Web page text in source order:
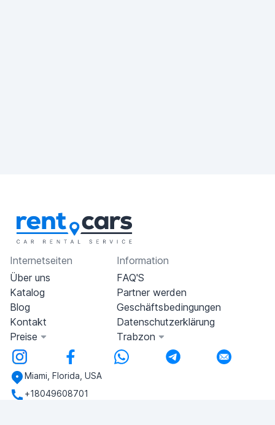
Internetseiten
Über uns
Katalog
Blog
Kontakt
Preise
Information
FAQ'S
Partner werden
Geschäftsbedingungen
Datenschutzerklärung
Trabzon
Miami, Florida, USA
+18049608701